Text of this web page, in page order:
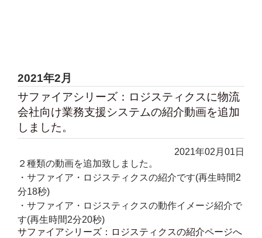
2021年2月
サファイアシリーズ：ロジスティクスに物流
会社向け業務支援システムの紹介動画を追加
しました。
2021年02月01日
２種類の動画を追加致しました。
・サファイア・ロジスティクスの紹介です(再生時間2
分18秒)
・サファイア・ロジスティクスの動作イメージ紹介で
す(再生時間2分20秒)
サファイアシリーズ：ロジスティクスの紹介ページへ